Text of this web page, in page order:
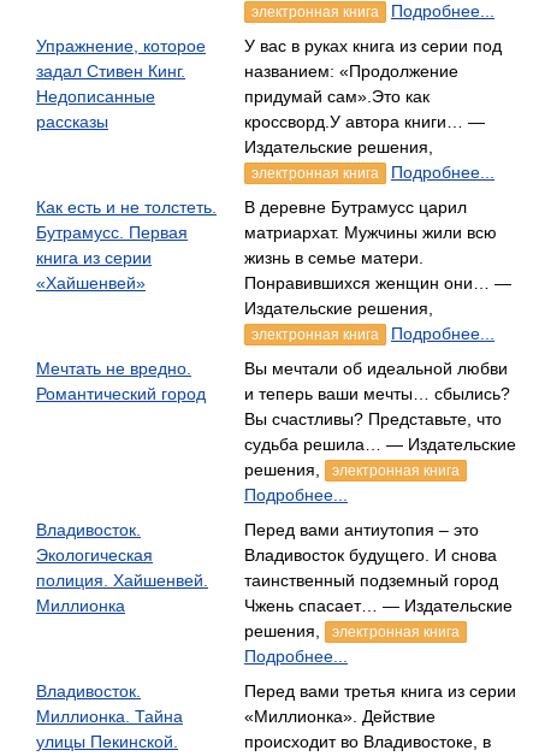
электронная книга
Подробнее...
Упражнение, которое
задал Стивен Кинг.
Недописанные
рассказы
У вас в руках книга из серии под
названием: «Продолжение
придумай сам».Это как
кроссворд.У автора книги… —
Издательские решения,
электронная книга
Подробнее...
Как есть и не толстеть.
Бутрамусс. Первая
книга из серии
«Хайшенвей»
В деревне Бутрамусс царил
матриархат. Мужчины жили всю
жизнь в семье матери.
Понравившихся женщин они… —
Издательские решения,
электронная книга
Подробнее...
Мечтать не вредно.
Романтический город
Вы мечтали об идеальной любви
и теперь ваши мечты… сбылись?
Вы счастливы? Представьте, что
судьба решила… — Издательские
решения,
электронная книга
Подробнее...
Владивосток.
Экологическая
полиция. Хайшенвей.
Миллионка
Перед вами антиутопия – это
Владивосток будущего. И снова
таинственный подземный город
Чжень спасает… — Издательские
решения,
электронная книга
Подробнее...
Владивосток.
Миллионка. Тайна
улицы Пекинской.
Перед вами третья книга из серии
«Миллионка». Действие
происходит во Владивостоке, в